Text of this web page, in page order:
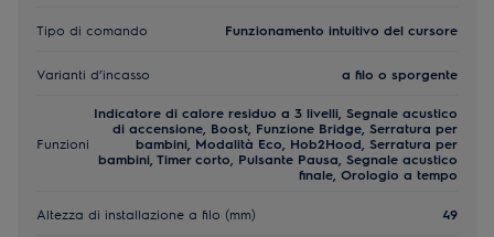
Tipo di comando Funzionamento intuitivo del cursore
Varianti d’incasso a filo o sporgente
Funzioni
Indicatore di calore residuo a 3 livelli, Segnale acustico
di accensione, Boost, Funzione Bridge, Serratura per
bambini, Modalità Eco, Hob2Hood, Serratura per
bambini, Timer corto, Pulsante Pausa, Segnale acustico
finale, Orologio a tempo
Altezza di installazione a filo (mm) 49